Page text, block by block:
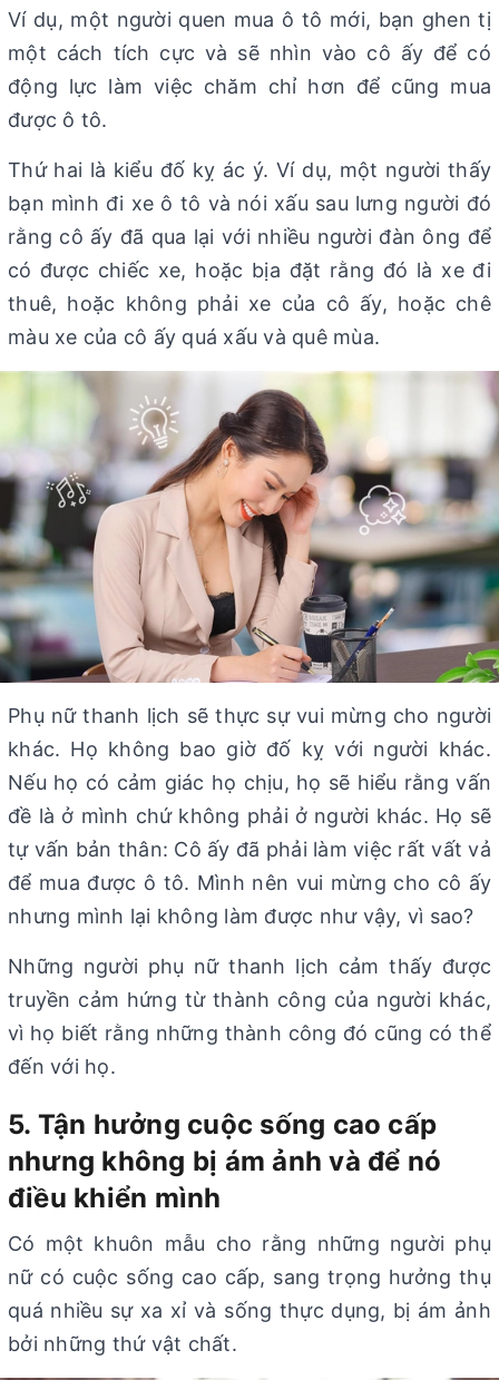
Ví dụ, một người quen mua ô tô mới, bạn ghen tị
một cách tích cực và sẽ nhìn vào cô ấy để có
động lực làm việc chăm chỉ hơn để cũng mua
được ô tô.
Thứ hai là kiểu đố kỵ ác ý. Ví dụ, một người thấy
bạn mình đi xe ô tô và nói xấu sau lưng người đó
rằng cô ấy đã qua lại với nhiều người đàn ông để
có được chiếc xe, hoặc bịa đặt rằng đó là xe đi
thuê, hoặc không phải xe của cô ấy, hoặc chê
màu xe của cô ấy quá xấu và quê mùa.
Phụ nữ thanh lịch sẽ thực sự vui mừng cho người
khác. Họ không bao giờ đố kỵ với người khác.
Nếu họ có cảm giác họ chịu, họ sẽ hiểu rằng vấn
đề là ở mình chứ không phải ở người khác. Họ sẽ
tự vấn bản thân: Cô ấy đã phải làm việc rất vất vả
để mua được ô tô. Mình nên vui mừng cho cô ấy
nhưng mình lại không làm được như vậy, vì sao?
Những người phụ nữ thanh lịch cảm thấy được
truyền cảm hứng từ thành công của người khác,
vì họ biết rằng những thành công đó cũng có thể
đến với họ.
5. Tận hưởng cuộc sống cao cấp
nhưng không bị ám ảnh và để nó
điều khiển mình
Có một khuôn mẫu cho rằng những người phụ
nữ có cuộc sống cao cấp, sang trọng hưởng thụ
quá nhiều sự xa xỉ và sống thực dụng, bị ám ảnh
bởi những thứ vật chất.